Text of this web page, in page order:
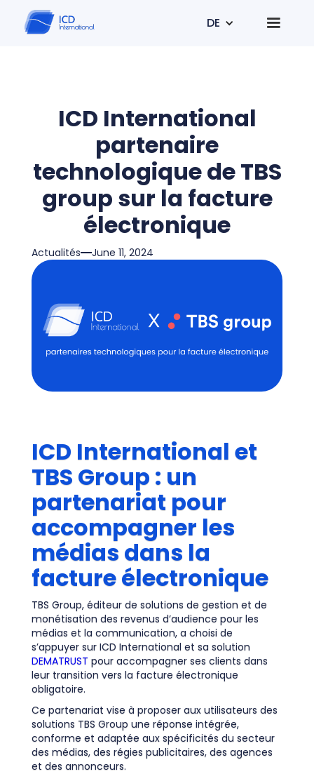
DE
ICD International
partenaire
technologique de TBS
group sur la facture
électronique
Actualités June 11, 2024
ICD International et
TBS Group : un
partenariat pour
accompagner les
médias dans la
facture électronique
TBS Group, éditeur de solutions de gestion et de
monétisation des revenus d’audience pour les
médias et la communication, a choisi de
s’appuyer sur ICD International et sa solution
DEMATRUST pour accompagner ses clients dans
leur transition vers la facture électronique
obligatoire.
Ce partenariat vise à proposer aux utilisateurs des
solutions TBS Group une réponse intégrée,
conforme et adaptée aux spécificités du secteur
des médias, des régies publicitaires, des agences
et des annonceurs.